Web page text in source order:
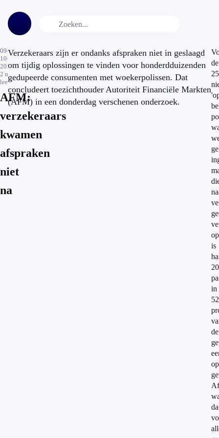
09-
10-
2014
2 min.
leestijd
AFM:
verzekeraars
kwamen
afspraken
niet
na
Verzekeraars zijn er ondanks afspraken niet in geslaagd
om tijdig oplossingen te vinden voor honderdduizenden
gedupeerde consumenten met woekerpolissen. Dat
concludeert toezichthouder Autoriteit Financiële Markten
(AFM) in een donderdag verschenen onderzoek.
de
is
in
52
de